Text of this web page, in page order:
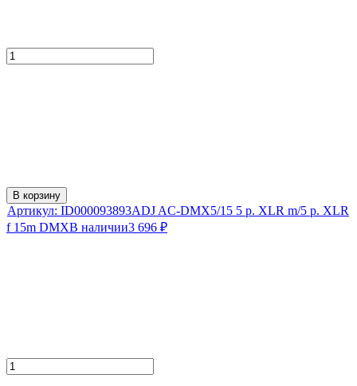
В корзину
Артикул: ID000093893ADJ AC-DMX5/15 5 p. XLR m/5 p. XLR
f 15m DMXВ наличии3 696 ₽